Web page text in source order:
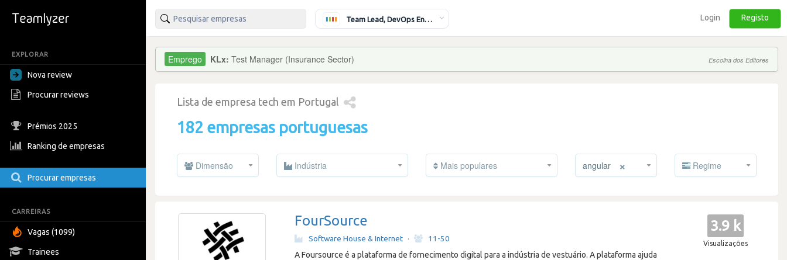
EXPLORAR
Nova review
Procurar reviews
Prémios 2025
Ranking de empresas
Procurar empresas
CARREIRAS
Vagas (1099)
Trainees
Team Lead, DevOps Engineer Login Registo
KLx: Test Manager (Insurance Sector) Escolha dos Editores
Lista de empresa tech em Portugal
182 empresas portuguesas
Dimensão Indústria Mais populares ×
angular Regime
FourSource
Software House & Internet ·
11-50
A Foursource é a plataforma de fornecimento digital para a indústria de vestuário. A plataforma ajuda
3.9 k
Visualizações